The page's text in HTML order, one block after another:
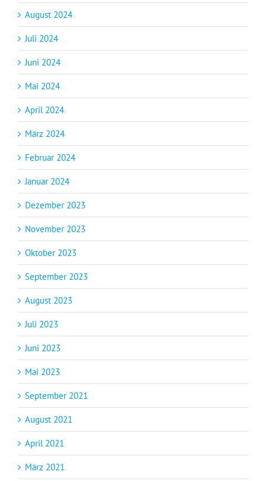
August 2024
Juli 2024
Juni 2024
Mai 2024
April 2024
März 2024
Februar 2024
Januar 2024
Dezember 2023
November 2023
Oktober 2023
September 2023
August 2023
Juli 2023
Juni 2023
Mai 2023
September 2021
August 2021
April 2021
März 2021